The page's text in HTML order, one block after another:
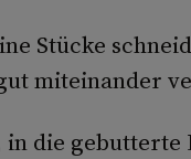
Stücke
miteinander
die